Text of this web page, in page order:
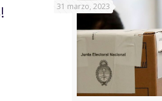
31 marzo, 2023